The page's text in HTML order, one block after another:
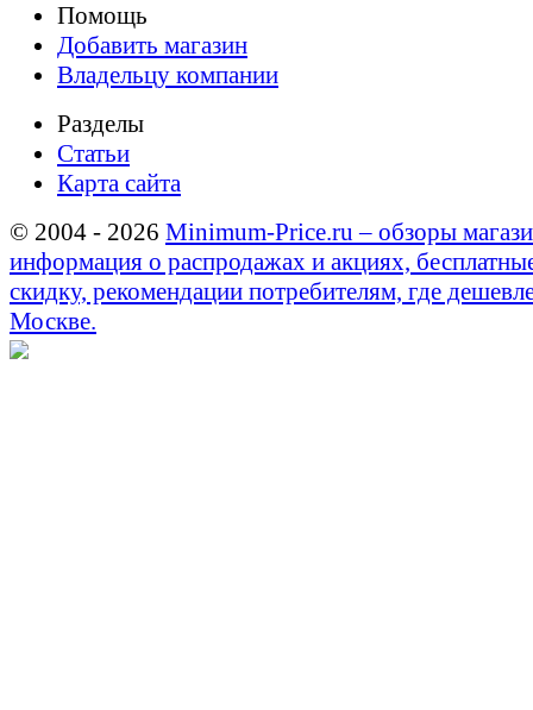
Помощь
Добавить магазин
Владельцу компании
Разделы
Статьи
Карта сайта
© 2004 - 2026 Minimum-Price.ru – обзоры
информация о распродажах и акциях,
скидку, рекомендации потребителям, где
Москве.